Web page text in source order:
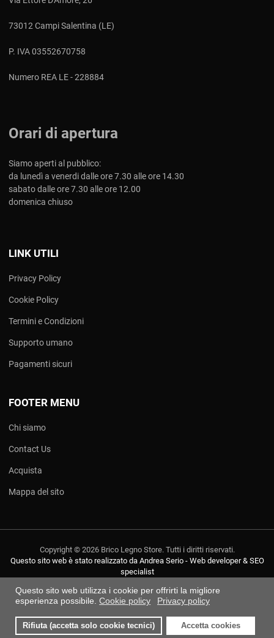
Questo sito web utilizza i cookie per offrirti la migliore
esperienza possibile. Cookie policy Privacy policy
Rifiuta (accetta solo cookie tecnici) Accetta cookies
I miei preferiti
0 Compara
0
73012 Campi Salentina (LE)
P. IVA 03552670758
Numero REA LE - 228884
Orari di apertura
Siamo aperti al pubblico:
da lunedì a venerdi dalle ore 7.30 alle ore 14.30
sabato dalle ore 7.30 alle ore 12.00
domenica chiuso
LINK UTILI
Privacy Policy
Cookie Policy
Termini e Condizioni
Supporto umano
Pagamenti sicuri
FOOTER MENU
Chi siamo
Contact Us
Acquista
Mappa del sito
Copyright © 2026 Brico Legno Store. Tutti i diritti riservati.
Questo sito web è stato realizzato da Andrea Serio - Web developer & SEO
specialist